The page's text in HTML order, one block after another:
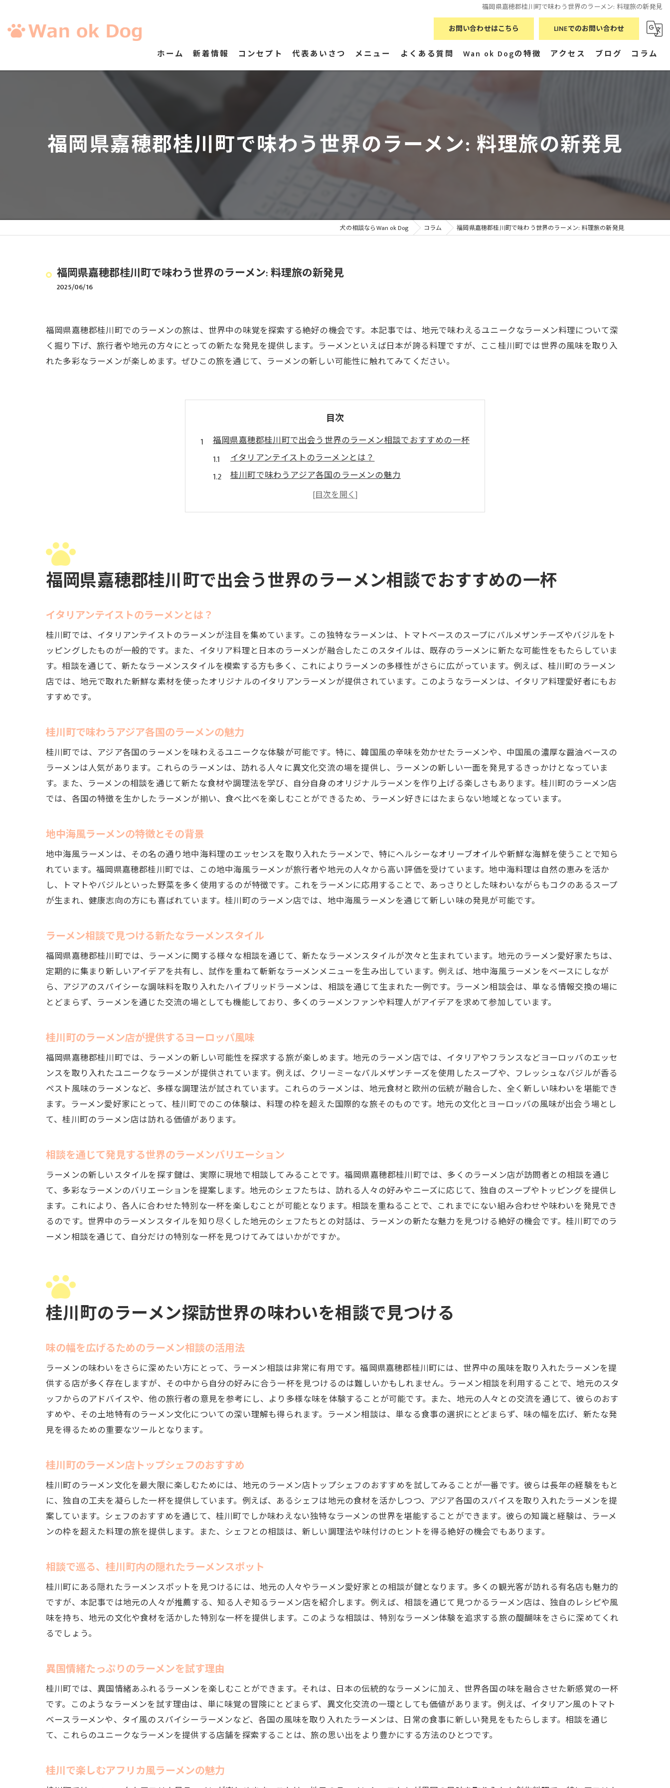
福岡県嘉穂郡桂川町で味わう世界のラーメン: 料理旅の新発見
お問い合わせはこちら LINEでのお問い合わせ
ホーム 新着情報 コンセプト 代表あいさつ メニュー よくある質問 Wan ok Dogの特徴
無料
ごはん
アクセス ブログ コラム
福岡県嘉穂郡桂川町で味わう世界のラーメン: 料理旅の新発見
犬の相談ならWan ok Dog コラム 福岡県嘉穂郡桂川町で味わう世界のラーメン: 料理旅の新発見
福岡県嘉穂郡桂川町で味わう世界のラーメン: 料理旅の新発見
2025/06/16
福岡県嘉穂郡桂川町でのラーメンの旅は、世界中の味覚を探索する絶好の機会です。本記事では、地元で味わえるユニークなラーメン料理について深
く掘り下げ、旅行者や地元の方々にとっての新たな発見を提供します。ラーメンといえば日本が誇る料理ですが、ここ桂川町では世界の風味を取り入
れた多彩なラーメンが楽しめます。ぜひこの旅を通じて、ラーメンの新しい可能性に触れてみてください。
目次
福岡県嘉穂郡桂川町で出会う世界のラーメン相談でおすすめの一杯
イタリアンテイストのラーメンとは？
桂川町で味わうアジア各国のラーメンの魅力
地中海風ラーメンの特徴とその背景
ラーメン相談で見つける新たなラーメンスタイル
味の幅を広げるためのラーメン相談の活用法
異国情緒たっぷりのラーメンを試す理由
桂川で楽しむアフリカ風ラーメンの魅力
ラーメン相談が紡ぐ、新たな味覚の旅路
地元で味わう世界のラーメン相談で広がる味覚の旅
相談を通じて知る、ラテンアメリカ風ラーメン
スパイシーなインド風ラーメンへの挑戦
相談で広がる、アフリカンテイストのラーメン
桂川町で味わうオセアニア風のラーメン
ラーメンの新しい楽しみ方桂川町での世界の味相談を通して
ラーメンにおける多文化融合の可能性
桂川町で楽しむ中近東風ラーメンの魅力
新しいラーメンの楽しみ方、相談で広がる
福岡県桂川町のラーメン相談で世界の味覚を再発見
相談が導く、本場のトルコ風ラーメン体験
ラーメンとスパイスの意外な組み合わせ
桂川町の相談で楽しむカリブ風ラーメン
新しい味覚の世界、ラーメン相談で見つける
相談から始まるラーメンの旅桂川町で世界の料理を堪能
桂川町のラーメン相談で体験する日本のラーメン進化
相談がもたらす、異国情緒あふれるラーメンの旅
桂川町で探る、アメリカンスタイルのラーメン
ラーメン相談で広がる、フュージョン料理の可能性
相談で知る、世界中のラーメンのユニークな歴史
桂川町で体験する異文化ラーメン相談で見つける新しい味
ラーメン相談で発見、アジアとヨーロッパの融合
桂川町の特別なラーメン体験を相談で実現
相談で知る、ラーメンの新たなアレンジ方法
ラーメン相談で体感する、異文化の香り
相談で選ぶ、桂川町のユニークなラーメン
桂川町で味わう、世界のラーメンのハイブリッド
相談を通じて広がるラーメンの新しい楽しみ
桂川町のラーメン相談が教える、世界の味の多様性
相談で見つける、桂川町の特別な一杯
福岡県嘉穂郡桂川町で出会う世界のラーメン相談でおすすめの一杯
イタリアンテイストのラーメンとは？
桂川町では、イタリアンテイストのラーメンが注目を集めています。この独特なラーメンは、トマトベースのスープにパルメザンチーズやバジルをト
ッピングしたものが一般的です。また、イタリア料理と日本のラーメンが融合したこのスタイルは、既存のラーメンに新たな可能性をもたらしていま
す。相談を通じて、新たなラーメンスタイルを模索する方も多く、これによりラーメンの多様性がさらに広がっています。例えば、桂川町のラーメン
店では、地元で取れた新鮮な素材を使ったオリジナルのイタリアンラーメンが提供されています。このようなラーメンは、イタリア料理愛好者にもお
すすめです。
桂川町で味わうアジア各国のラーメンの魅力
桂川町では、アジア各国のラーメンを味わえるユニークな体験が可能です。特に、韓国風の辛味を効かせたラーメンや、中国風の濃厚な醤油ベースの
ラーメンは人気があります。これらのラーメンは、訪れる人々に異文化交流の場を提供し、ラーメンの新しい一面を発見するきっかけとなっていま
す。また、ラーメンの相談を通じて新たな食材や調理法を学び、自分自身のオリジナルラーメンを作り上げる楽しさもあります。桂川町のラーメン店
では、各国の特徴を生かしたラーメンが揃い、食べ比べを楽しむことができるため、ラーメン好きにはたまらない地域となっています。
地中海風ラーメンの特徴とその背景
地中海風ラーメンは、その名の通り地中海料理のエッセンスを取り入れたラーメンで、特にヘルシーなオリーブオイルや新鮮な海鮮を使うことで知ら
れています。福岡県嘉穂郡桂川町では、この地中海風ラーメンが旅行者や地元の人々から高い評価を受けています。地中海料理は自然の恵みを活か
し、トマトやバジルといった野菜を多く使用するのが特徴です。これをラーメンに応用することで、あっさりとした味わいながらもコクのあるスープ
が生まれ、健康志向の方にも喜ばれています。桂川町のラーメン店では、地中海風ラーメンを通じて新しい味の発見が可能です。
ラーメン相談で見つける新たなラーメンスタイル
福岡県嘉穂郡桂川町では、ラーメンに関する様々な相談を通じて、新たなラーメンスタイルが次々と生まれています。地元のラーメン愛好家たちは、
定期的に集まり新しいアイデアを共有し、試作を重ねて斬新なラーメンメニューを生み出しています。例えば、地中海風ラーメンをベースにしなが
ら、アジアのスパイシーな調味料を取り入れたハイブリッドラーメンは、相談を通じて生まれた一例です。ラーメン相談会は、単なる情報交換の場に
とどまらず、ラーメンを通じた交流の場としても機能しており、多くのラーメンファンや料理人がアイデアを求めて参加しています。
桂川町のラーメン店が提供するヨーロッパ風味
福岡県嘉穂郡桂川町では、ラーメンの新しい可能性を探求する旅が楽しめます。地元のラーメン店では、イタリアやフランスなどヨーロッパのエッセ
ンスを取り入れたユニークなラーメンが提供されています。例えば、クリーミーなパルメザンチーズを使用したスープや、フレッシュなバジルが香る
ペスト風味のラーメンなど、多様な調理法が試されています。これらのラーメンは、地元食材と欧州の伝統が融合した、全く新しい味わいを堪能でき
ます。ラーメン愛好家にとって、桂川町でのこの体験は、料理の枠を超えた国際的な旅そのものです。地元の文化とヨーロッパの風味が出会う場とし
て、桂川町のラーメン店は訪れる価値があります。
相談を通じて発見する世界のラーメンバリエーション
ラーメンの新しいスタイルを探す鍵は、実際に現地で相談してみることです。福岡県嘉穂郡桂川町では、多くのラーメン店が訪問者との相談を通じ
て、多彩なラーメンのバリエーションを提案します。地元のシェフたちは、訪れる人々の好みやニーズに応じて、独自のスープやトッピングを提供し
ます。これにより、各人に合わせた特別な一杯を楽しむことが可能となります。相談を重ねることで、これまでにない組み合わせや味わいを発見でき
るのです。世界中のラーメンスタイルを知り尽くした地元のシェフたちとの対話は、ラーメンの新たな魅力を見つける絶好の機会です。桂川町でのラ
ーメン相談を通じて、自分だけの特別な一杯を見つけてみてはいかがですか。
桂川町のラーメン探訪世界の味わいを相談で見つける
味の幅を広げるためのラーメン相談の活用法
ラーメンの味わいをさらに深めたい方にとって、ラーメン相談は非常に有用です。福岡県嘉穂郡桂川町には、世界中の風味を取り入れたラーメンを提
供する店が多く存在しますが、その中から自分の好みに合う一杯を見つけるのは難しいかもしれません。ラーメン相談を利用することで、地元のスタ
ッフからのアドバイスや、他の旅行者の意見を参考にし、より多様な味を体験することが可能です。また、地元の人々との交流を通じて、彼らのおす
すめや、その土地特有のラーメン文化についての深い理解も得られます。ラーメン相談は、単なる食事の選択にとどまらず、味の幅を広げ、新たな発
見を得るための重要なツールとなります。
桂川町のラーメン店トップシェフのおすすめ
桂川町のラーメン文化を最大限に楽しむためには、地元のラーメン店トップシェフのおすすめを試してみることが一番です。彼らは長年の経験をもと
に、独自の工夫を凝らした一杯を提供しています。例えば、あるシェフは地元の食材を活かしつつ、アジア各国のスパイスを取り入れたラーメンを提
案しています。シェフのおすすめを通じて、桂川町でしか味わえない独特なラーメンの世界を堪能することができます。彼らの知識と経験は、ラーメ
ンの枠を超えた料理の旅を提供します。また、シェフとの相談は、新しい調理法や味付けのヒントを得る絶好の機会でもあります。
相談で巡る、桂川町内の隠れたラーメンスポット
桂川町にある隠れたラーメンスポットを見つけるには、地元の人々やラーメン愛好家との相談が鍵となります。多くの観光客が訪れる有名店も魅力的
ですが、本記事では地元の人々が推薦する、知る人ぞ知るラーメン店を紹介します。例えば、相談を通じて見つかるラーメン店は、独自のレシピや風
味を持ち、地元の文化や食材を活かした特別な一杯を提供します。このような相談は、特別なラーメン体験を追求する旅の醍醐味をさらに深めてくれ
るでしょう。
異国情緒たっぷりのラーメンを試す理由
桂川町では、異国情緒あふれるラーメンを楽しむことができます。それは、日本の伝統的なラーメンに加え、世界各国の味を融合させた新感覚の一杯
です。このようなラーメンを試す理由は、単に味覚の冒険にとどまらず、異文化交流の一環としても価値があります。例えば、イタリアン風のトマト
ベースラーメンや、タイ風のスパイシーラーメンなど、各国の風味を取り入れたラーメンは、日常の食事に新しい発見をもたらします。相談を通じ
て、これらのユニークなラーメンを提供する店舗を探索することは、旅の思い出をより豊かにする方法のひとつです。
桂川で楽しむアフリカ風ラーメンの魅力